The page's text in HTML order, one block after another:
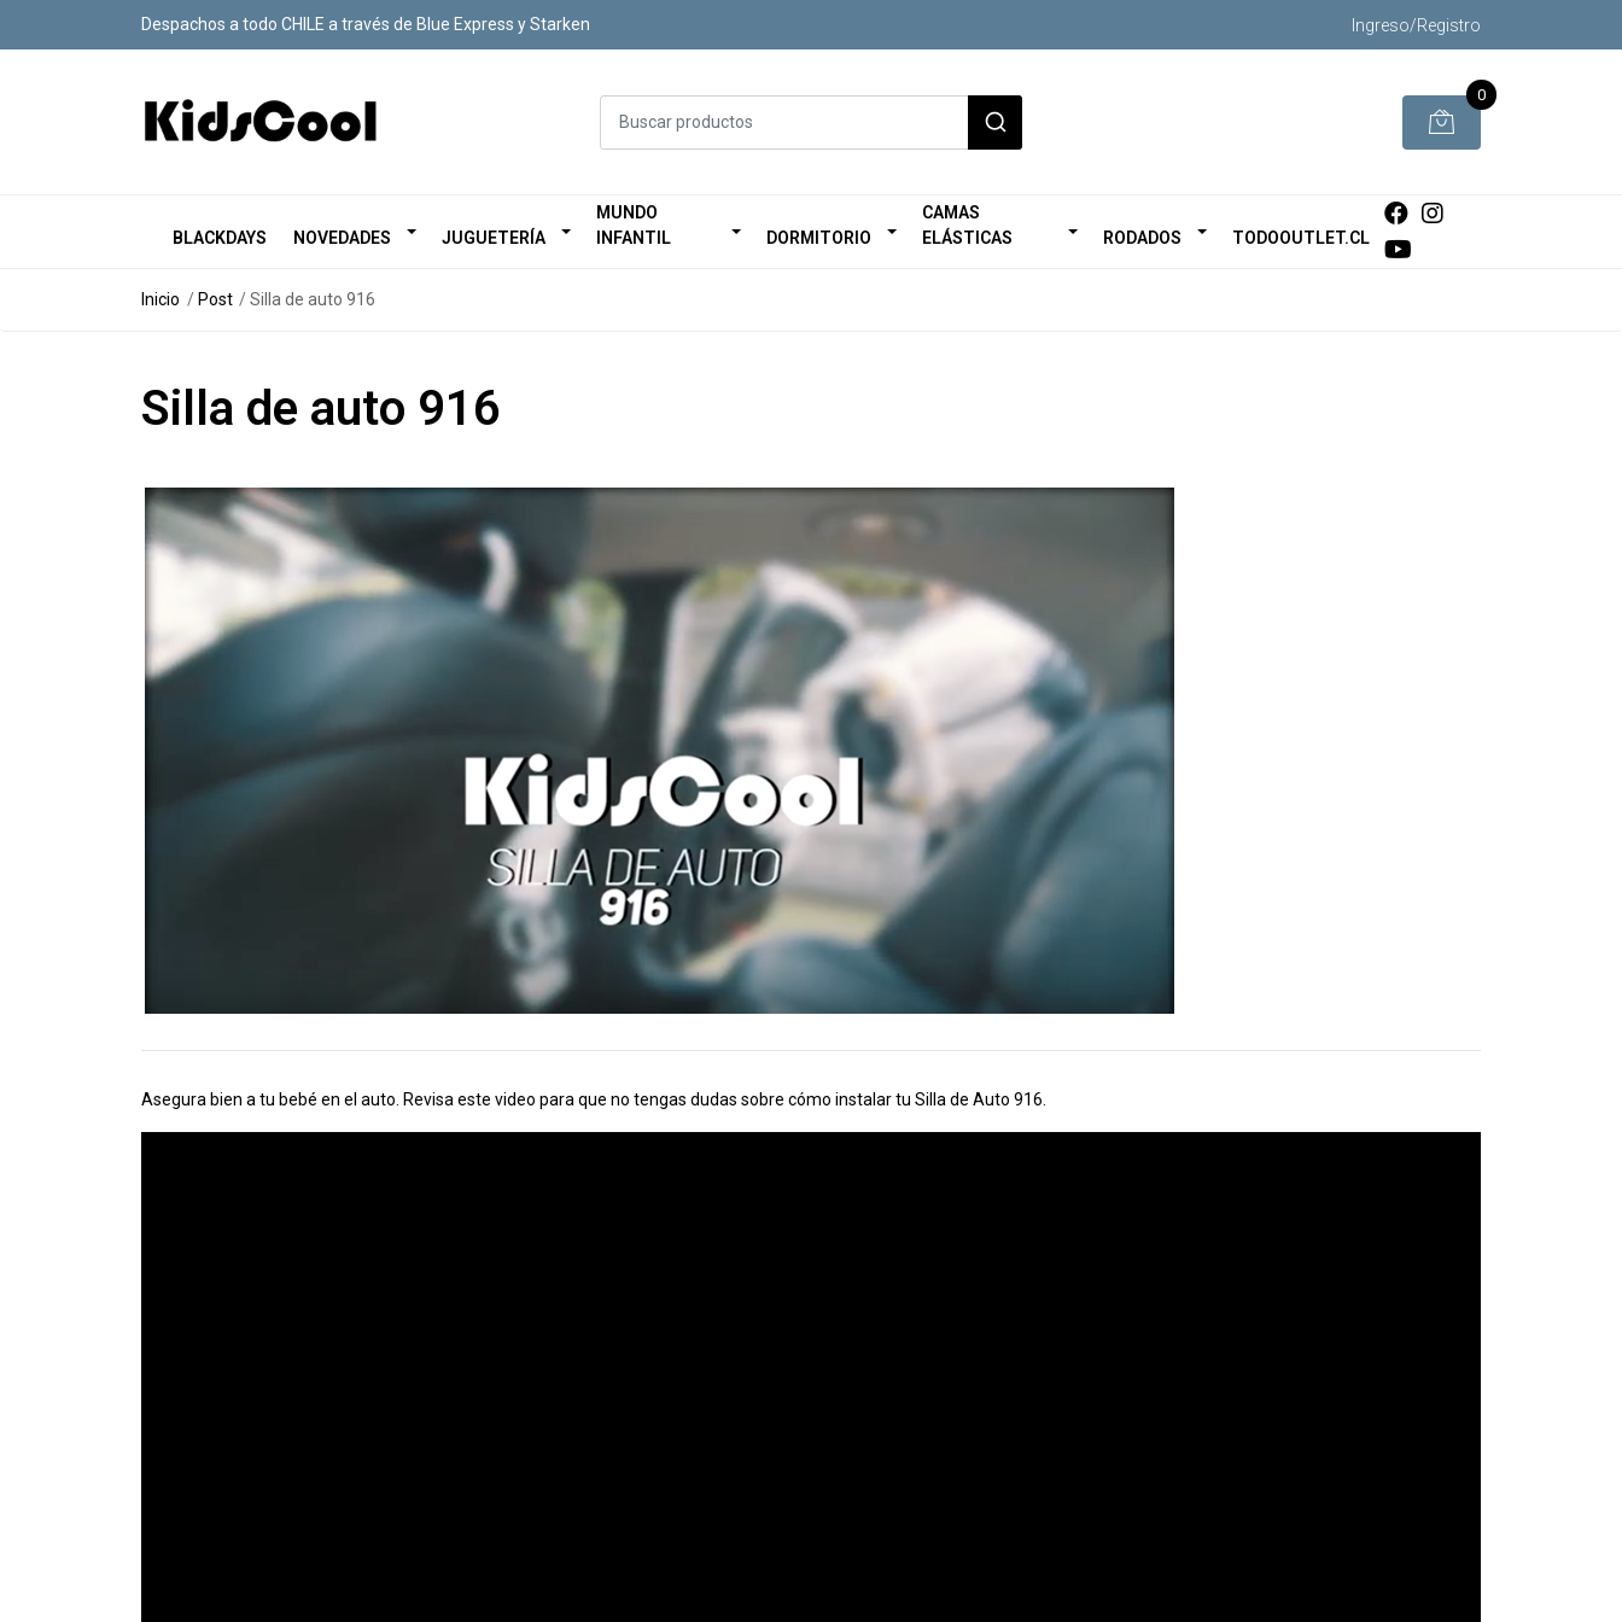
Despachos a todo CHILE a través de Blue Express y Starken Ingreso/Registro
0
BLACKDAYS NOVEDADES JUGUETERÍA
MUNDO
INFANTIL
DORMITORIO
CAMAS
ELÁSTICAS
RODADOS TODOOUTLET.CL
Inicio Post Silla de auto 916
Silla de auto 916
Asegura bien a tu bebé en el auto. Revisa este video para que no tengas dudas sobre cómo instalar tu Silla de Auto 916.